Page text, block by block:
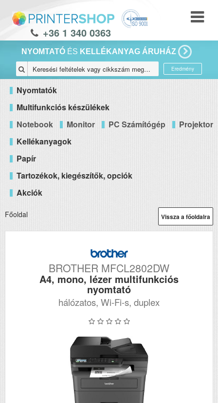
+36 1 340 0363
NYOMTATÓ ÉS KELLÉKANYAG ÁRUHÁZ
Eredmény
Nyomtatók
Multifunkciós készülékek
Notebook
Monitor PC Számítógép
Projektor
Kellékanyagok
Papír
Tartozékok, kiegészítők, opciók
Akciók
Vissza a főoldalra
Főoldal
BROTHER MFCL2802DW
A4, mono, lézer multifunkciós
nyomtató
hálózatos, Wi-Fi-s, duplex